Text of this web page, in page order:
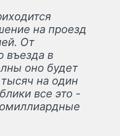
на проезд
От
въезда в
оно будет
на один
все это -